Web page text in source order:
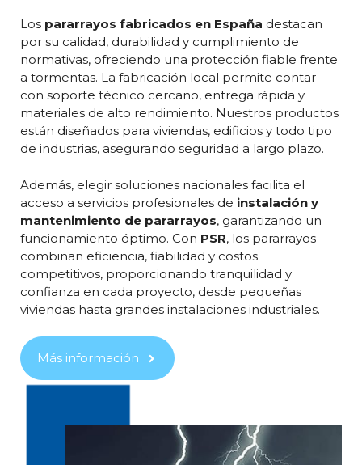
Los pararrayos fabricados en España destacan
por su calidad, durabilidad y cumplimiento de
normativas, ofreciendo una protección fiable frente
a tormentas. La fabricación local permite contar
con soporte técnico cercano, entrega rápida y
materiales de alto rendimiento. Nuestros productos
están diseñados para viviendas, edificios y todo tipo
de industrias, asegurando seguridad a largo plazo.
Además, elegir soluciones nacionales facilita el
acceso a servicios profesionales de instalación y
mantenimiento de pararrayos, garantizando un
funcionamiento óptimo. Con PSR, los pararrayos
combinan eficiencia, fiabilidad y costos
competitivos, proporcionando tranquilidad y
confianza en cada proyecto, desde pequeñas
viviendas hasta grandes instalaciones industriales.
Más información